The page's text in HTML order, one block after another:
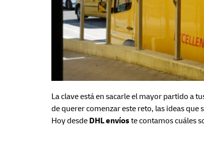
La clave está en sacarle el mayor partido a
de querer comenzar este reto, las ideas
Hoy desde DHL envíoste contamos cuáles